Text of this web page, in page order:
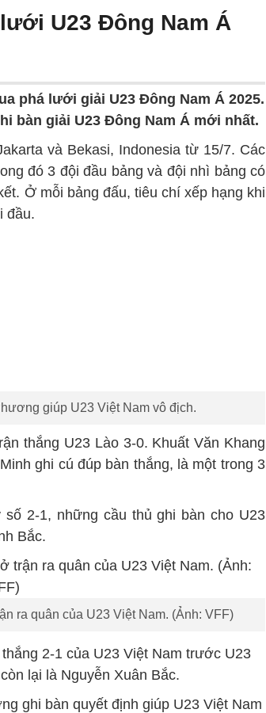
U23 Đông Nam Á
phá lưới giải U23 Đông Nam Á 2025.
bàn giải U23 Đông Nam Á mới nhất.
và Bekasi, Indonesia từ 15/7. Các
đó 3 đội đầu bảng và đội nhì bảng có
Ở mỗi bảng đấu, tiêu chí xếp hạng khi
đầu.
giúp U23 Việt Nam vô địch.
thắng U23 Lào 3-0. Khuất Văn Khang
ghi cú đúp bàn thắng, là một trong 3
2-1, những cầu thủ ghi bàn cho U23
Bắc.
ra quân của U23 Việt Nam. (Ảnh: VFF)
2-1 của U23 Việt Nam trước U23
lại là Nguyễn Xuân Bắc.
ghi bàn quyết định giúp U23 Việt Nam